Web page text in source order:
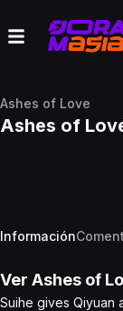
Ashes of Love
Ashes of
Información
Ver Ashes of
Suihe gives Qiyuan